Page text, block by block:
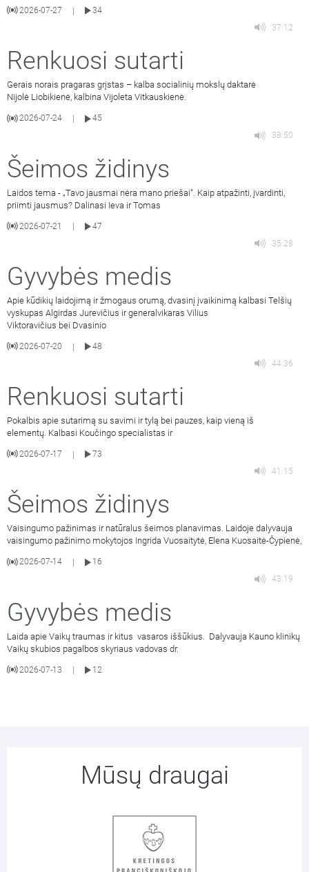
2026-07-27 |
34
37:12
Renkuosi sutarti
Gerais norais pragaras grįstas – kalba socialinių mokslų daktarė
Nijolė Liobikienė, kalbina Vijoleta Vitkauskienė.
2026-07-24
45
38:50
Šeimos židinys
Laidos tema - „Tavo jausmai nėra mano priešai“. Kaip atpažinti, įvardinti,
priimti jausmus? Dalinasi Ieva ir Tomas
2026-07-21
47
35:28
Gyvybės medis
Apie kūdikių laidojimą ir žmogaus orumą, dvasinį įvaikinimą kalbasi Telšių
vyskupas Algirdas Jurevičius ir generalvikaras Vilius
Viktoravičius bei Dvasinio
2026-07-20 |
48
44:36
Renkuosi sutarti
Pokalbis apie sutarimą su savimi ir tylą bei pauzes, kaip vieną iš
elementų. Kalbasi Koučingo specialistas ir
2026-07-17 |
73
41:15
Šeimos židinys
Vaisingumo pažinimas ir natūralus šeimos planavimas. Laidoje dalyvauja
vaisingumo pažinimo mokytojos Ingrida Vuosaitytė, Elena Kuosaitė-Čypienė,
2026-07-14
16
43:19
Gyvybės medis
Laida apie Vaikų traumas ir kitus vasaros iššūkius. Dalyvauja Kauno klinikų
Vaikų skubios pagalbos skyriaus vadovas dr.
2026-07-13 12
Mūsų draugai